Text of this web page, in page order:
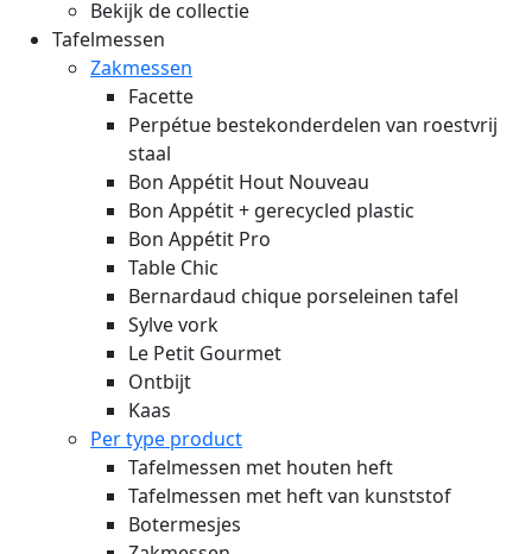
Bekijk de collectie
Tafelmessen
Zakmessen
Facette
Perpétue bestekonderdelen van roestvrij
staal
Bon Appétit Hout Nouveau
Bon Appétit + gerecycled plastic
Bon Appétit Pro
Table Chic
Bernardaud chique porseleinen tafel
Sylve vork
Le Petit Gourmet
Ontbijt
Kaas
Per type product
Tafelmessen met houten heft
Tafelmessen met heft van kunststof
Botermesjes